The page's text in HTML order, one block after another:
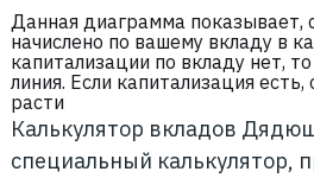
Данная диаграмма показывает,
начислено по вашему вкладу в
капитализации по вкладу нет,
линия. Если капитализация
расти
Калькулятор вкладов
специальный калькулятор,